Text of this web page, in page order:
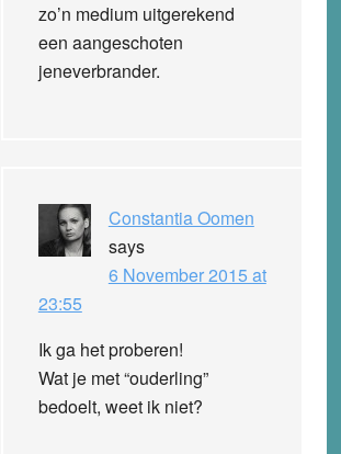
zo’n medium uitgerekend
een aangeschoten
jeneverbrander.
Constantia Oomen
says
6 November 2015 at
23:55
Ik ga het proberen!
Wat je met “ouderling”
bedoelt, weet ik niet?